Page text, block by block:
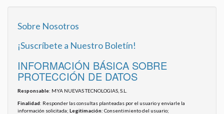
Sobre Nosotros
¡Suscríbete a Nuestro Boletín!
INFORMACIÓN BÁSICA SOBRE
PROTECCIÓN DE DATOS
Responsable: MYA NUEVAS TECNOLOGIAS, S.L.
Finalidad: Responder las consultas planteadas por el usuario y enviarle la
información solicitada; Legitimación: Consentimiento del usuario;